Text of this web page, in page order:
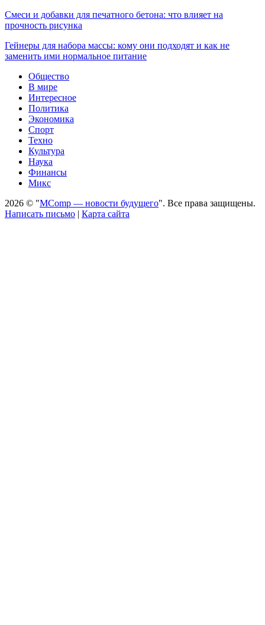
Смеси и добавки для печатного бетона: что влияет на
прочность рисунка
Гейнеры для набора массы: кому они подходят и как не
заменить ими нормальное питание
Общество
В мире
Интересное
Политика
Экономика
Спорт
Техно
Культура
Наука
Финансы
Микс
2026 © "MComp — новости будущего". Все права защищены.
Написать письмо | Карта сайта